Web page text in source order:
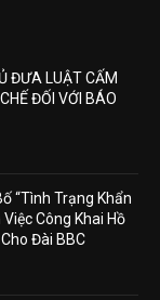
ĐƯA LUẬT CẤM
ĐỐI VỚI BÁO
“Tình Trạng Khẩn
Công Khai Hồ
Đài BBC